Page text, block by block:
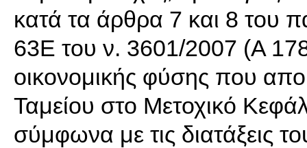
κατά τα άρθρα 7 και 8 του
63Ε του ν. 3601/2007 (Α
οικονομικής φύσης που
Ταμείου στο Μετοχικό
σύμφωνα με τις διατάξεις